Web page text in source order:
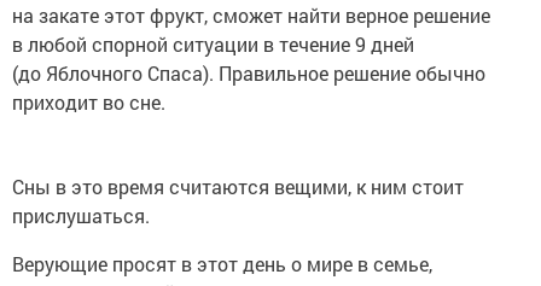
на закате этот фрукт, сможет найти верное решение
в любой спорной ситуации в течение 9 дней
(до Яблочного Спаса). Правильное решение обычно
приходит во сне.
Сны в это время считаются вещими, к ним стоит
прислушаться.
Верующие просят в этот день о мире в семье,